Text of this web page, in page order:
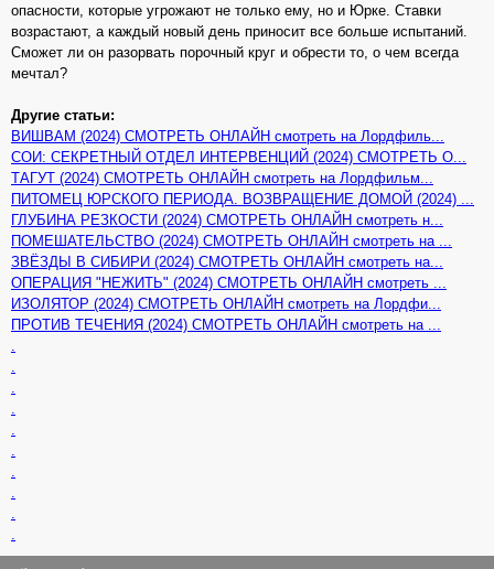
опасности, которые угрожают не только ему, но и Юрке. Ставки
возрастают, а каждый новый день приносит все больше испытаний.
Сможет ли он разорвать порочный круг и обрести то, о чем всегда
мечтал?
Другие статьи:
ВИШВАМ (2024) СМОТРЕТЬ ОНЛАЙН смотреть на Лордфиль...
СОИ: СЕКРЕТНЫЙ ОТДЕЛ ИНТЕРВЕНЦИЙ (2024) СМОТРЕТЬ О...
ТАГУТ (2024) СМОТРЕТЬ ОНЛАЙН смотреть на Лордфильм...
ПИТОМЕЦ ЮРСКОГО ПЕРИОДА. ВОЗВРАЩЕНИЕ ДОМОЙ (2024) ...
ГЛУБИНА РЕЗКОСТИ (2024) СМОТРЕТЬ ОНЛАЙН смотреть н...
ПОМЕШАТЕЛЬСТВО (2024) СМОТРЕТЬ ОНЛАЙН смотреть на ...
ЗВЁЗДЫ В СИБИРИ (2024) СМОТРЕТЬ ОНЛАЙН смотреть на...
ОПЕРАЦИЯ "НЕЖИТЬ" (2024) СМОТРЕТЬ ОНЛАЙН смотреть ...
ИЗОЛЯТОР (2024) СМОТРЕТЬ ОНЛАЙН смотреть на Лордфи...
ПРОТИВ ТЕЧЕНИЯ (2024) СМОТРЕТЬ ОНЛАЙН смотреть на ...